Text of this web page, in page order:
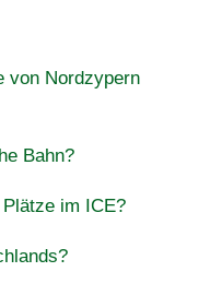
von Nordzypern
Bahn?
im ICE?